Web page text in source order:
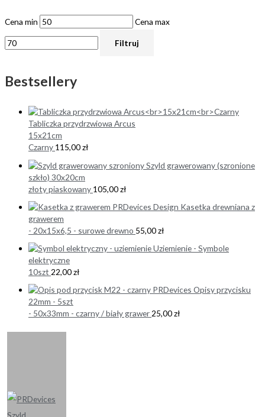
Cena min Cena max
Filtruj
Bestsellery
Tabliczka przydrzwiowa Arcus
15x21cm
Czarny 115,00zł
Szyld grawerowany (szronione
szkło) 30x20cm
złoty piaskowany 105,00zł
Kasetka drewniana z
grawerem
- 20x15x6,5 - surowe drewno 55,00zł
Uziemienie - Symbole
elektryczne
10szt 22,00zł
Opisy przycisku
22mm - 5szt
- 50x33mm - czarny / biały grawer 25,00zł